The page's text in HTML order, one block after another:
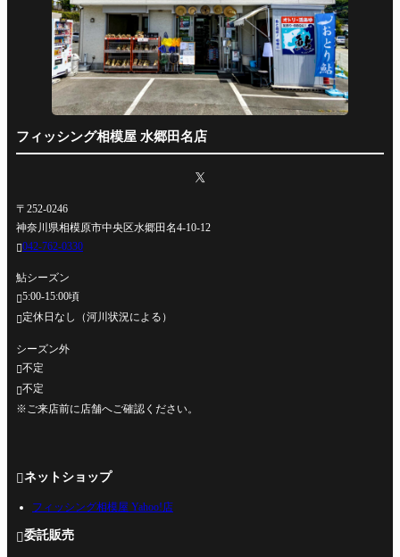
フィッシング相模屋 水郷田名店
〒252-0246
神奈川県相模原市中央区水郷田名4-10-12
042-762-0330
鮎シーズン
5:00-15:00頃
定休日なし（河川状況による）
シーズン外
不定
不定
※ご来店前に店舗へご確認ください。
ネットショップ
フィッシング相模屋 Yahoo!店
委託販売